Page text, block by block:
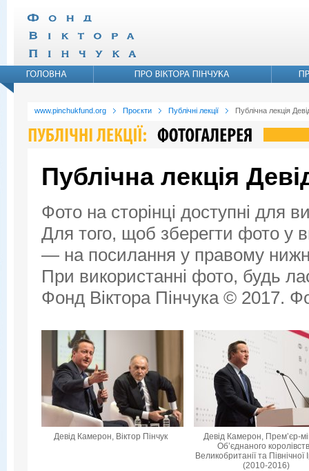
www.pinchukfund.org Проєкти Публічні лекції Публічна лекція
Публічна лекція
Фото на сторінці доступні для
Для того, щоб зберегти фото у
— на посилання у правому
При використанні фото, будь
Фонд Віктора Пінчука © 2017.
Девід Камерон, Віктор Пінчук
Девід Камерон, Прем’єр-
Об’єднаного
Великобританії та Північної
(2010-2016)